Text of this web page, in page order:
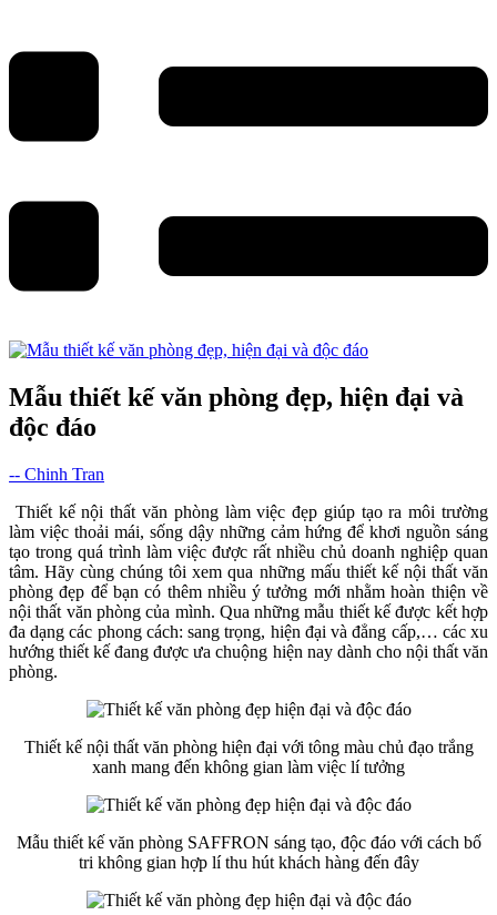
Mẫu thiết kế văn phòng đẹp, hiện đại và
độc đáo
-- Chinh Tran
Thiết kế nội thất văn phòng làm việc đẹp giúp tạo ra môi trường
làm việc thoải mái, sống dậy những cảm hứng để khơi nguồn sáng
tạo trong quá trình làm việc được rất nhiều chủ doanh nghiệp quan
tâm. Hãy cùng chúng tôi xem qua những mấu thiết kế nội thất văn
phòng đẹp để bạn có thêm nhiều ý tưởng mới nhằm hoàn thiện về
nội thất văn phòng của mình. Qua những mẫu thiết kế được kết hợp
đa dạng các phong cách: sang trọng, hiện đại và đẳng cấp,… các xu
hướng thiết kế đang được ưa chuộng hiện nay dành cho nội thất văn
phòng.
Thiết kế nội thất văn phòng hiện đại với tông màu chủ đạo trắng
xanh mang đến không gian làm việc lí tưởng
Mẫu thiết kế văn phòng SAFFRON sáng tạo, độc đáo với cách bố
tri không gian hợp lí thu hút khách hàng đến đây